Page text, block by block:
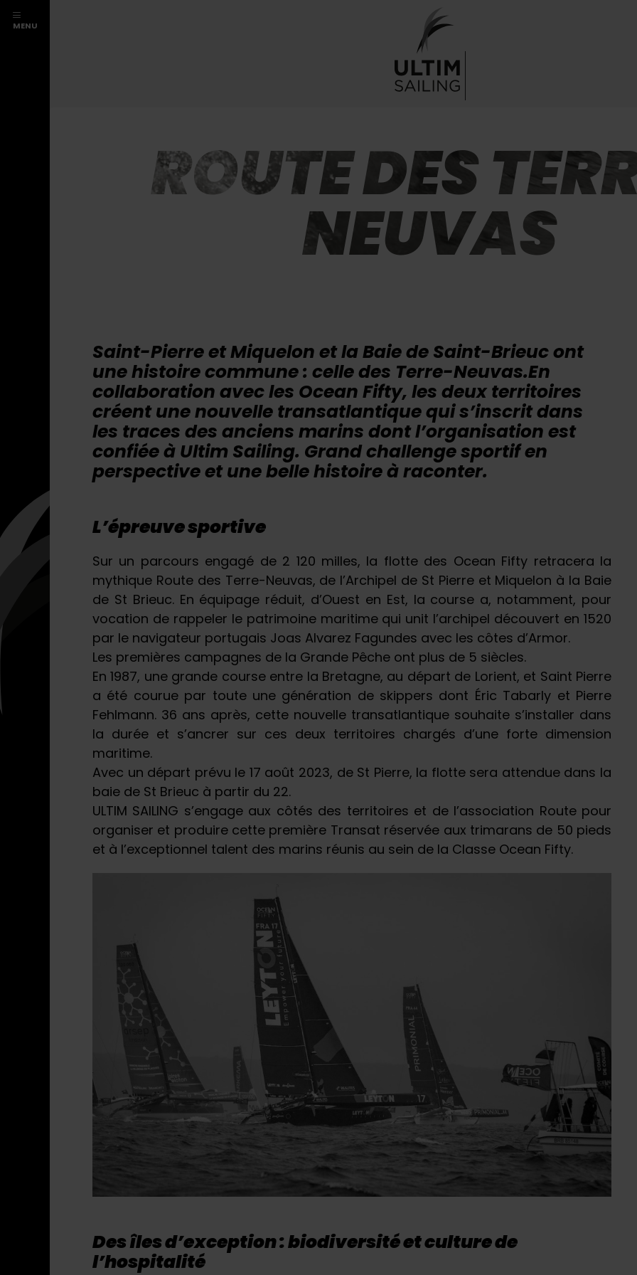
MENU
ROUTE DES
NEUVAS
Saint-Pierre et Miquelon et la Baie de Saint-Brieuc ont
une histoire commune : celle des Terre-Neuvas.En
collaboration avec les Ocean Fifty, les deux territoires
créent une nouvelle transatlantique qui s’inscrit dans
les traces des anciens marins dont l’organisation est
confiée à Ultim Sailing. Grand challenge sportif en
perspective et une belle histoire à raconter.
L’épreuve sportive
Sur un parcours engagé de 2 120 milles, la flotte des Ocean Fifty retracera la
mythique Route des Terre-Neuvas, de l’Archipel de St Pierre et Miquelon à la Baie
de St Brieuc. En équipage réduit, d’Ouest en Est, la course a, notamment, pour
vocation de rappeler le patrimoine maritime qui unit l’archipel découvert en 1520
par le navigateur portugais Joas Alvarez Fagundes avec les côtes d’Armor.
Les premières campagnes de la Grande Pêche ont plus de 5 siècles.
En 1987, une grande course entre la Bretagne, au départ de Lorient, et Saint Pierre
a été courue par toute une génération de skippers dont Éric Tabarly et Pierre
Fehlmann. 36 ans après, cette nouvelle transatlantique souhaite s’installer dans
la durée et s’ancrer sur ces deux territoires chargés d’une forte dimension
maritime.
Avec un départ prévu le 17 août 2023, de St Pierre, la flotte sera attendue dans la
baie de St Brieuc à partir du 22.
ULTIM SAILING s’engage aux côtés des territoires et de l’association Route pour
organiser et produire cette première Transat réservée aux trimarans de 50 pieds
et à l’exceptionnel talent des marins réunis au sein de la Classe Ocean Fifty.
Des îles d’exception : biodiversité et culture de
l’hospitalité